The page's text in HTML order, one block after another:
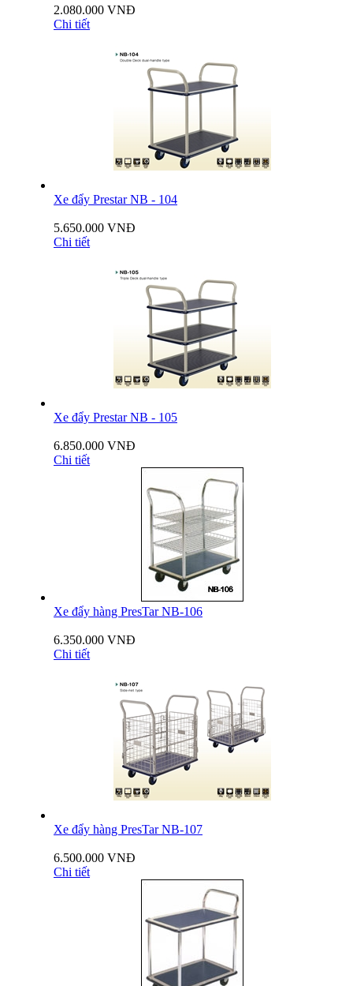
2.080.000 VNĐ
Chi tiết
Xe đẩy Prestar NB - 104
5.650.000 VNĐ
Chi tiết
Xe đẩy Prestar NB - 105
6.850.000 VNĐ
Chi tiết
Xe đẩy hàng PresTar NB-106
6.350.000 VNĐ
Chi tiết
Xe đẩy hàng PresTar NB-107
6.500.000 VNĐ
Chi tiết